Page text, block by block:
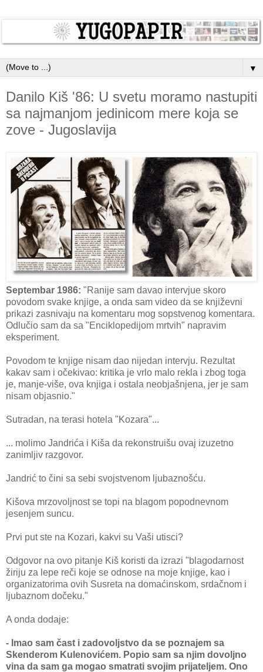
▼
Danilo Kiš '86: U svetu moramo nastupiti
sa najmanjom jedinicom mere koja se
zove - Jugoslavija
Septembar 1986: "Ranije sam davao intervjue skoro
povodom svake knjige, a onda sam video da se književni
prikazi zasnivaju na komentaru mog sopstvenog komentara.
Odlučio sam da sa "Enciklopedijom mrtvih" napravim
eksperiment.
Povodom te knjige nisam dao nijedan intervju. Rezultat
kakav sam i očekivao: kritika je vrlo malo rekla i zbog toga
je, manje-više, ova knjiga i ostala neobjašnjena, jer je sam
nisam objasnio."
Sutradan, na terasi hotela "Kozara"...
... molimo Jandrića i Kiša da rekonstruišu ovaj izuzetno
zanimljiv razgovor.
Jandrić to čini sa sebi svojstvenom ljubaznošću.
Kišova mrzovoljnost se topi na blagom popodnevnom
jesenjem suncu.
Prvi put ste na Kozari, kakvi su Vaši utisci?
Odgovor na ovo pitanje Kiš koristi da izrazi "blagodarnost
žiriju za lepe reči koje se odnose na moje knjige, kao i
organizatorima ovih Susreta na domaćinskom, srdačnom i
ljubaznom dočeku."
A onda dodaje:
- Imao sam čast i zadovoljstvo da se poznajem sa
Skenderom Kulenovićem. Popio sam sa njim dovoljno
vina da sam ga mogao smatrati svojim prijateljem. Ono